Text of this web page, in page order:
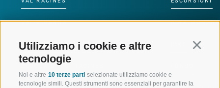
Utilizziamo i cookie e altre
tecnologie
Noi e altre 10 terze parti selezionate utilizziamo cookie e
tecnologie simili. Questi strumenti sono essenziali per garantire la
VAL RIDANNA
IMPIANTI DI RISALITA
SCUOLA DI SCI RACINES
ALTA